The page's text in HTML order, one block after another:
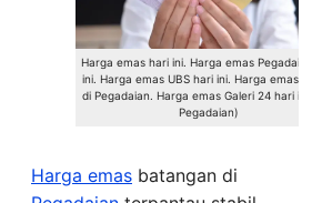
Harga emas hari ini. Harga emas Pegadaian hari
ini. Harga emas UBS hari ini. Harga emas hari ini
di Pegadaian. Harga emas Galeri 24 hari ini.(Dok
Pegadaian)
Harga emas batangan di